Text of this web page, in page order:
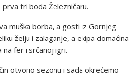
tri boda Železničaru.
muška borba, a gosti iz Gornjeg
želju i zalaganje, a ekipa domaćina
fer i srčanoj igri.
otvorio sezonu i sada okrećemo